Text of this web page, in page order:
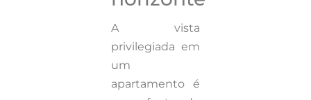
A vista
privilegiada em
um
apartamento é